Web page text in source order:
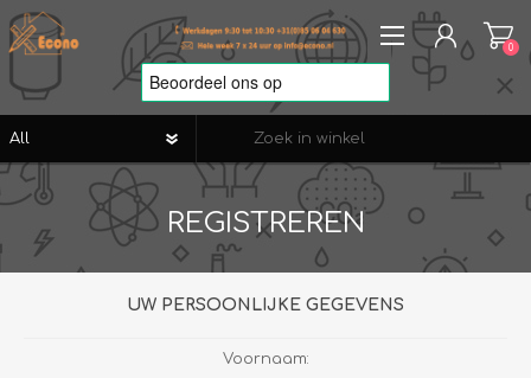
REGISTREREN
AANMELDEN
VERLANGLIJST
0
0
REGISTREREN
UW PERSOONLIJKE GEGEVENS
Voornaam: